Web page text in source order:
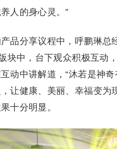
人的身心灵。”
品分享议程中，呼鹏琳
块中，台下观众积极互
动中讲解道，“沐若是神
让健康、美丽、幸福变为
十分明显。